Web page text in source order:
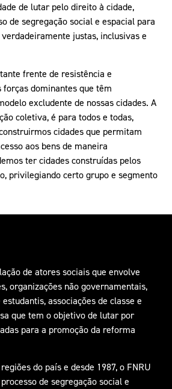
de lutar pelo direito à cidade,
de segregação social e espacial para
justas, inclusivas e
frente de resistência e
dominantes que têm
excludente de nossas cidades. A
coletiva, é para todos e todas,
cidades que permitam
aos bens de maneira
ter cidades construídas pelos
privilegiando certo grupo e segmento
de atores sociais que envolve
organizações não governamentais,
associações de classe e
que tem o objetivo de lutar por
para a promoção da reforma
do país e desde 1987, o FNRU
de segregação social e